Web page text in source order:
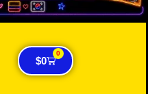
$0
0